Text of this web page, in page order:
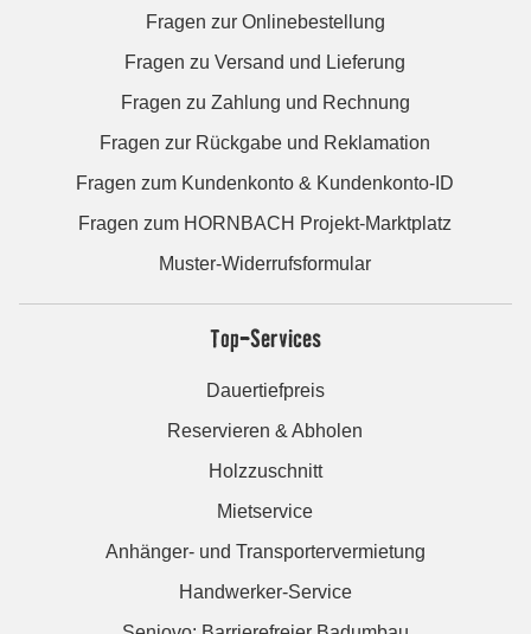
Fragen zur Onlinebestellung
Fragen zu Versand und Lieferung
Fragen zu Zahlung und Rechnung
Fragen zur Rückgabe und Reklamation
Fragen zum Kundenkonto & Kundenkonto-ID
Fragen zum HORNBACH Projekt-Marktplatz
Muster-Widerrufsformular
Top-Services
Dauertiefpreis
Reservieren & Abholen
Holzzuschnitt
Mietservice
Anhänger- und Transportervermietung
Handwerker-Service